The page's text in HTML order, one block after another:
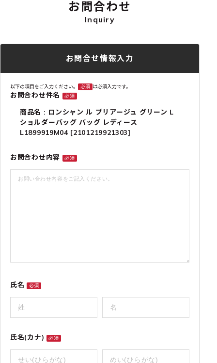
お問合わせ
Inquiry
お問合せ情報入力
以下の項目をご入力ください。 必須 は必須入力です。
お問合わせ件名 必須
商品名 : ロンシャン ル プリアージュ グリーン L
ショルダーバッグ バッグ レディース
L1899919M04 [2101219921303]
お問合わせ内容 必須
氏名 必須
氏名(カナ) 必須